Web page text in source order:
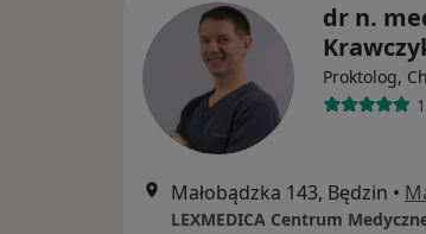
dr n.
Proktolog,
Małobądzka 143, Będzin •
LEXMEDICA Centrum